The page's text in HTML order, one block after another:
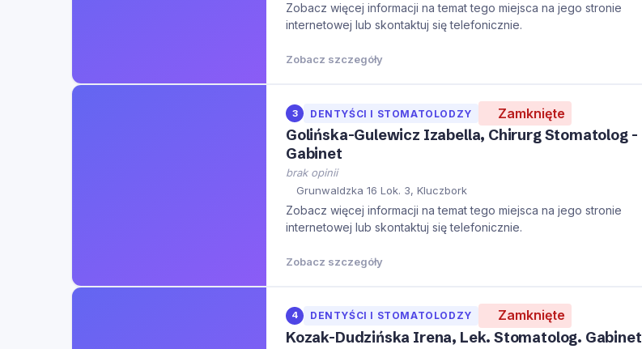
Zobacz więcej informacji na temat tego miejsca na jego stronie
internetowej lub skontaktuj się telefonicznie.
Zobacz szczegóły
3 DENTYŚCI I STOMATOLODZY Zamknięte
Golińska-Gulewicz Izabella, Chirurg Stomatolog -
Gabinet
brak opinii
Grunwaldzka 16 Lok. 3, Kluczbork
Zobacz więcej informacji na temat tego miejsca na jego stronie
internetowej lub skontaktuj się telefonicznie.
Zobacz szczegóły
4 DENTYŚCI I STOMATOLODZY Zamknięte
Kozak-Dudzińska Irena, Lek. Stomatolog. Gabinet